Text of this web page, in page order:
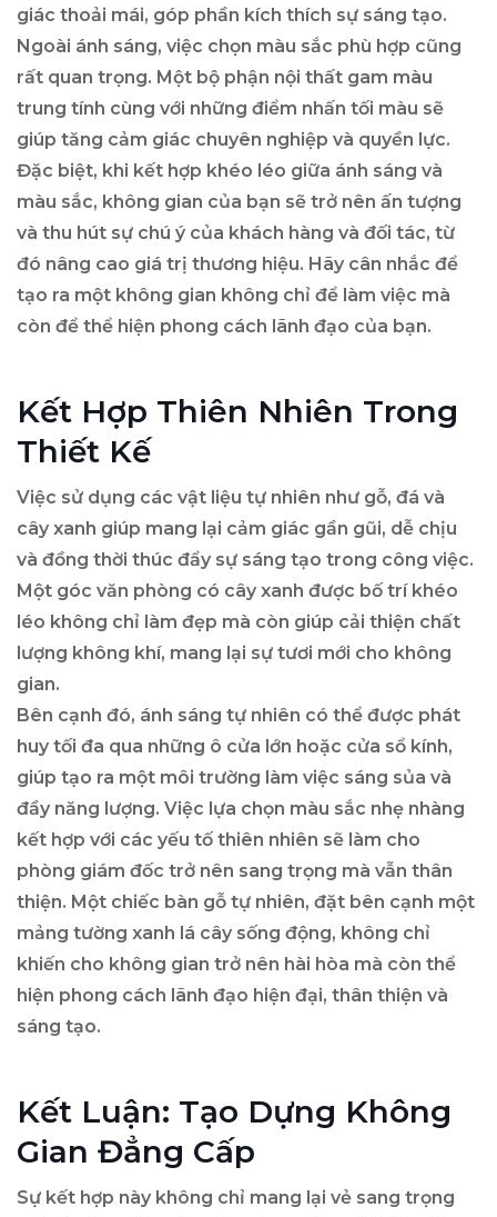
giác thoải mái, góp phần kích thích sự sáng tạo.
Ngoài ánh sáng, việc chọn màu sắc phù hợp cũng
rất quan trọng. Một bộ phận nội thất gam màu
trung tính cùng với những điểm nhấn tối màu sẽ
giúp tăng cảm giác chuyên nghiệp và quyền lực.
Đặc biệt, khi kết hợp khéo léo giữa ánh sáng và
màu sắc, không gian của bạn sẽ trở nên ấn tượng
và thu hút sự chú ý của khách hàng và đối tác, từ
đó nâng cao giá trị thương hiệu. Hãy cân nhắc để
tạo ra một không gian không chỉ để làm việc mà
còn để thể hiện phong cách lãnh đạo của bạn.
Kết Hợp Thiên Nhiên Trong
Thiết Kế
Việc sử dụng các vật liệu tự nhiên như gỗ, đá và
cây xanh giúp mang lại cảm giác gần gũi, dễ chịu
và đồng thời thúc đẩy sự sáng tạo trong công việc.
Một góc văn phòng có cây xanh được bố trí khéo
léo không chỉ làm đẹp mà còn giúp cải thiện chất
lượng không khí, mang lại sự tươi mới cho không
gian.
Bên cạnh đó, ánh sáng tự nhiên có thể được phát
huy tối đa qua những ô cửa lớn hoặc cửa sổ kính,
giúp tạo ra một môi trường làm việc sáng sủa và
đầy năng lượng. Việc lựa chọn màu sắc nhẹ nhàng
kết hợp với các yếu tố thiên nhiên sẽ làm cho
phòng giám đốc trở nên sang trọng mà vẫn thân
thiện. Một chiếc bàn gỗ tự nhiên, đặt bên cạnh một
mảng tường xanh lá cây sống động, không chỉ
khiến cho không gian trở nên hài hòa mà còn thể
hiện phong cách lãnh đạo hiện đại, thân thiện và
sáng tạo.
Kết Luận: Tạo Dựng Không
Gian Đẳng Cấp
Sự kết hợp này không chỉ mang lại vẻ sang trọng